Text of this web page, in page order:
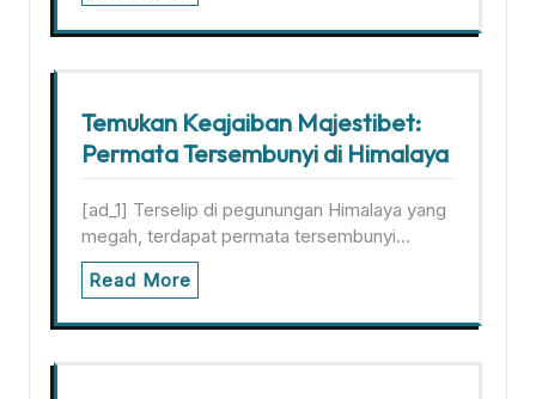
Temukan Keajaiban Majestibet:
Permata Tersembunyi di Himalaya
[ad_1] Terselip di pegunungan Himalaya yang
megah, terdapat permata tersembunyi…
Read More